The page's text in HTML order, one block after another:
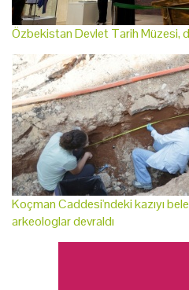
Özbekistan Devlet Tarih Müzesi,
Koçman Caddesi'ndeki kazıyı
arkeologlar devraldı